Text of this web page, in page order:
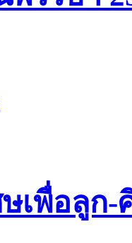
เพื่อลูก-